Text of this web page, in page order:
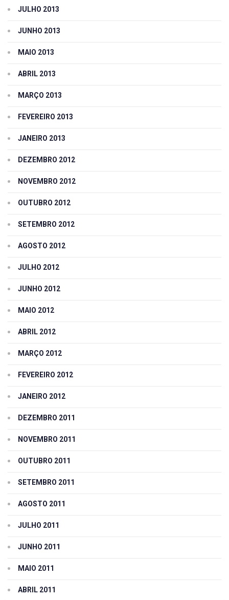
JULHO 2013
JUNHO 2013
MAIO 2013
ABRIL 2013
MARÇO 2013
FEVEREIRO 2013
JANEIRO 2013
DEZEMBRO 2012
NOVEMBRO 2012
OUTUBRO 2012
SETEMBRO 2012
AGOSTO 2012
JULHO 2012
JUNHO 2012
MAIO 2012
ABRIL 2012
MARÇO 2012
FEVEREIRO 2012
JANEIRO 2012
DEZEMBRO 2011
NOVEMBRO 2011
OUTUBRO 2011
SETEMBRO 2011
AGOSTO 2011
JULHO 2011
JUNHO 2011
MAIO 2011
ABRIL 2011